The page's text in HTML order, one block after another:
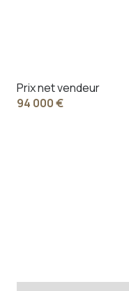
Prix net vendeur
94 000 €